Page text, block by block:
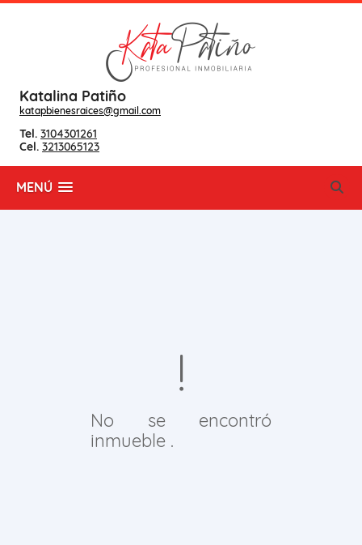
Katalina Patiño
katapbienesraices@gmail.com
Tel. 3104301261
Cel. 3213065123
MENÚ
No se encontró
inmueble .